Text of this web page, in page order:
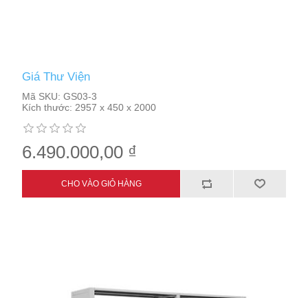
Giá Thư Viện
Mã SKU: GS03-3
Kích thước: 2957 x 450 x 2000
6.490.000,00 ₫